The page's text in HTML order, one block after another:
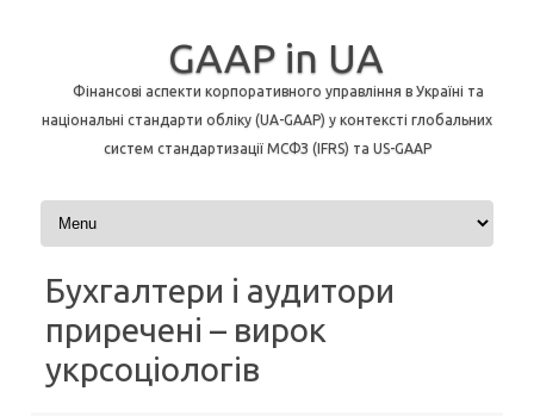
GAAP in UA
Фінансові аспекти корпоративного управління в Україні та
національні стандарти обліку (UA-GAAP) у контексті глобальних
систем стандартизації МСФЗ (IFRS) та US-GAAP
Перейти до контенту
Бухгалтери і аудитори
приречені – вирок
укрсоціологів